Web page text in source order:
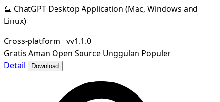
🔮 ChatGPT Desktop Application (Mac, Windows and
Linux)
Cross-platform · vv1.1.0
Gratis Aman Open Source Unggulan Populer
Detail
Download